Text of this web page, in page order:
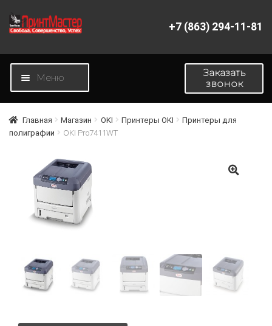
+7 (863) 294-11-81
Перейти
навигации
Перейти
содержимому
Меню
Новости
О компании
Заказать
звонок
Главная Магазин OKI Принтеры OKI
Принтеры для
полиграфии
OKI Pro7411WT